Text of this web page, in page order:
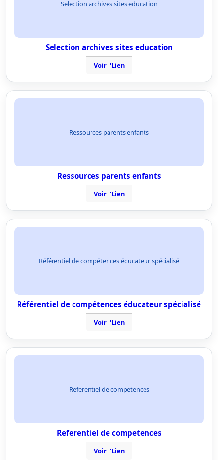
Selection archives sites education
Selection archives sites education
Voir l'Lien
Ressources parents enfants
Ressources parents enfants
Voir l'Lien
Référentiel de compétences éducateur spécialisé
Référentiel de compétences éducateur spécialisé
Voir l'Lien
Referentiel de competences
Referentiel de competences
Voir l'Lien